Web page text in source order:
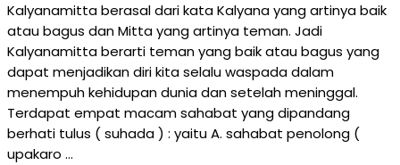
Kalyanamitta berasal dari kata Kalyana yang artinya baik
atau bagus dan Mitta yang artinya teman. Jadi
Kalyanamitta berarti teman yang baik atau bagus yang
dapat menjadikan diri kita selalu waspada dalam
menempuh kehidupan dunia dan setelah meninggal.
Terdapat empat macam sahabat yang dipandang
berhati tulus ( suhada ) : yaitu A. sahabat penolong (
upakaro …